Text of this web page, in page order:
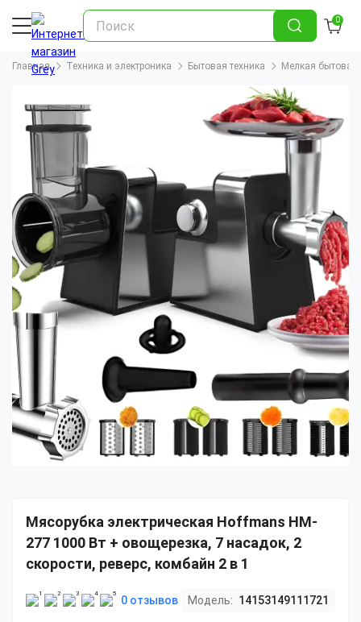
0
Главная Техника и электроника Бытовая техника Мелкая бытовая
Мясорубка электрическая Hoffmans HM-
277 1000 Вт + овощерезка, 7 насадок, 2
скорости, реверс, комбайн 2 в 1
0 отзывов Модель: 14153149111721